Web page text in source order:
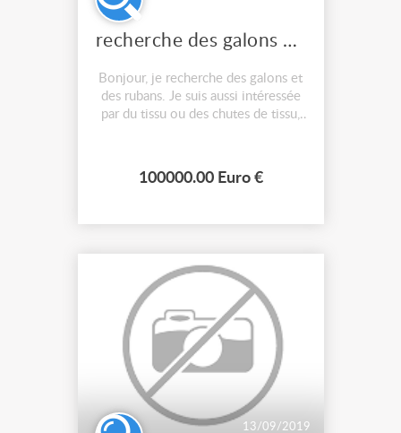
recherche des galons et des rubans
Bonjour, je recherche des galons et
des rubans. Je suis aussi intéressée
par du tissu ou des chutes de tissu,
chapeau etc) années 1800 - 1920,
des chaussures et bottes, du cuir ou
des postiches. Prix à déba...
100000.00 Euro €
13/09/2019